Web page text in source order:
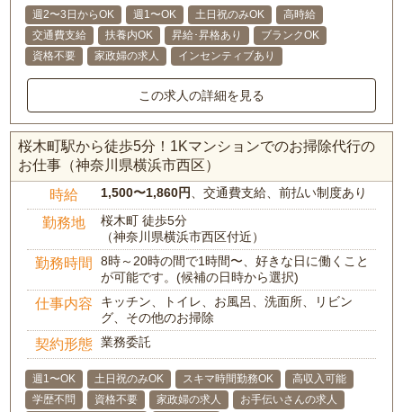
週2〜3日からOK 週1〜OK 土日祝のみOK
高時給
交通費支給
扶養内OK 昇給･昇格あり
ブランクOK
資格不要
家政婦の求人 インセンティブあり
この求人の詳細を見る
桜木町駅から徒歩5分！1Kマンションでのお掃除代行の
お仕事（神奈川県横浜市西区）
時給 1,500〜1,860円、交通費支給、前払い制度あり
勤務地
桜木町 徒歩5分
（神奈川県横浜市西区付近）
勤務時間
8時～20時の間で1時間〜、好きな日に働くこと
が可能です。(候補の日時から選択)
仕事内容
キッチン、トイレ、お風呂、洗面所、リビン
グ、その他のお掃除
契約形態 業務委託
週1〜OK 土日祝のみOK スキマ時間勤務OK
高収入可能
学歴不問
資格不要 家政婦の求人
お手伝いさんの求人